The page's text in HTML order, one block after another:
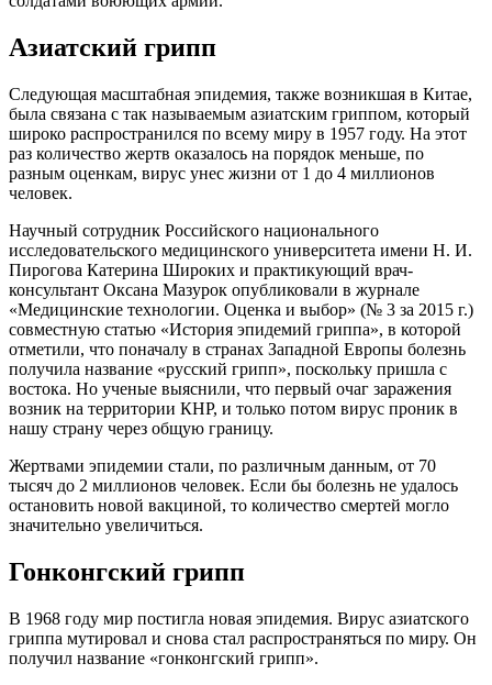
Азиатский грипп
Следующая масштабная эпидемия, также возникшая в Китае,
была связана с так называемым азиатским гриппом, который
широко распространился по всему миру в 1957 году. На этот
раз количество жертв оказалось на порядок меньше, по
разным оценкам, вирус унес жизни от 1 до 4 миллионов
человек.
Научный сотрудник Российского национального
исследовательского медицинского университета имени Н. И.
Пирогова Катерина Широких и практикующий врач-
консультант Оксана Мазурок опубликовали в журнале
«Медицинские технологии. Оценка и выбор» (№ 3 за 2015 г.)
совместную статью «История эпидемий гриппа», в которой
отметили, что поначалу в странах Западной Европы болезнь
получила название «русский грипп», поскольку пришла с
востока. Но ученые выяснили, что первый очаг заражения
возник на территории КНР, и только потом вирус проник в
нашу страну через общую границу.
Жертвами эпидемии стали, по различным данным, от 70
тысяч до 2 миллионов человек. Если бы болезнь не удалось
остановить новой вакциной, то количество смертей могло
значительно увеличиться.
Гонконгский грипп
В 1968 году мир постигла новая эпидемия. Вирус азиатского
гриппа мутировал и снова стал распространяться по миру. Он
получил название «гонконгский грипп».